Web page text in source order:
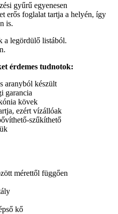
gyűrű egyenesen
erős foglalat tartja a helyén, így
is.
a legördülő listából.
érdemes tudnotok:
aranyból készült
garancia
kövek
ezért vízállóak
szűkíthető
mérettől függően
kő